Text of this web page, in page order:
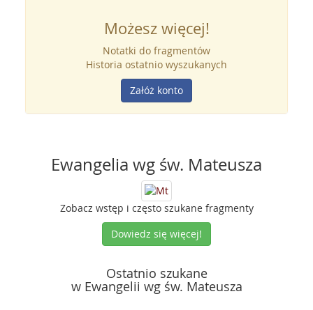
Możesz więcej!
Notatki do fragmentów
Historia ostatnio wyszukanych
Załóż konto
Ewangelia wg św. Mateusza
Zobacz wstęp i często szukane fragmenty
Dowiedz się więcej!
Ostatnio szukane
w Ewangelii wg św. Mateusza